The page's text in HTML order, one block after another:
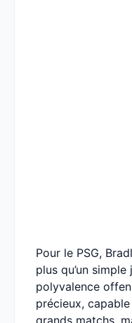
Pour le PSG,
plus qu’un
polyvalence
précieux,
grands matchs,